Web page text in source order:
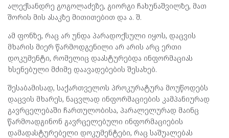
ალექსანდრე გოგოლაძეზე, გიორგი ჩახუნაშვილზე, მათ
შორის მის ასაკზე მითითებით და ა. შ.
ამ ფონზე, რაც არ უნდა პარადოქსული იყოს, დაცვის
მხარის მიერ წარმოდგენილი არ არის არც ერთი
დოკუმენტი, რომელიც დაასტურებდა ინფორმაციას
ხსენებული მძიმე დაავადებების შესახებ.
შესაბამისად, საქართველოს პროკურატურა მოუწოდებს
დაცვის მხარეს, ნაცვლად ინფორმაციების კამპანიურად
გავრცელებაში ჩართულობისა, პარალელურად მაინც
წარმოადგინონ გავრცელებული ინფორმაციების
დამადასტურებელი დოკუმენტები, რაც საშუალებას